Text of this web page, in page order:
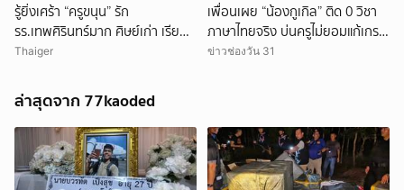
รู้ยิ่งเศร้า “ครูขนุน” รัก
รร.เทพศิรินทร์มาก ศิษย์เก่า เรียน
จบกลับมาเป็นครู
Thaiger
เพื่อนเผย “น้องกูเกิล” ติด 0 วิชา
ภาษาไทยจริง บ่นครูไม่ยอมแก้เกรด
ให้
ข่าวช่องวัน 31
ล่าสุดจาก 77kaoded